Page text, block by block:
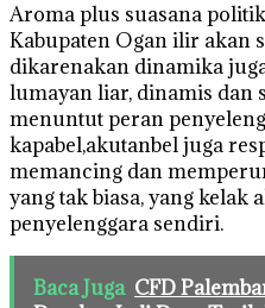
Aroma plus suasana
Kabupaten Ogan ilir akan
dikarenakan dinamika
lumayan liar, dinamis dan
menuntut peran
kapabel,akutanbel juga
memancing dan
yang tak biasa, yang kelak
penyelenggara sendiri.
Baca Juga CFD